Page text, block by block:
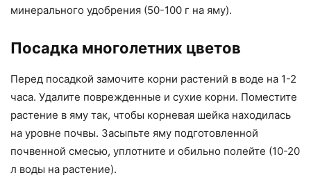
минерального удобрения (50-100 г на яму).
Посадка многолетних цветов
Перед посадкой замочите корни растений в воде на 1-2
часа. Удалите поврежденные и сухие корни. Поместите
растение в яму так, чтобы корневая шейка находилась
на уровне почвы. Засыпьте яму подготовленной
почвенной смесью, уплотните и обильно полейте (10-20
л воды на растение).